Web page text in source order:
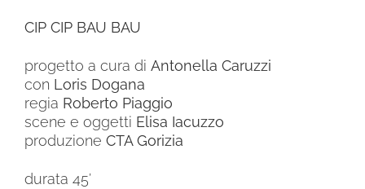
CIP CIP BAU BAU
progetto a cura di Antonella Caruzzi
con Loris Dogana
regia Roberto Piaggio
scene e oggetti Elisa Iacuzzo
produzione CTA Gorizia
durata 45’